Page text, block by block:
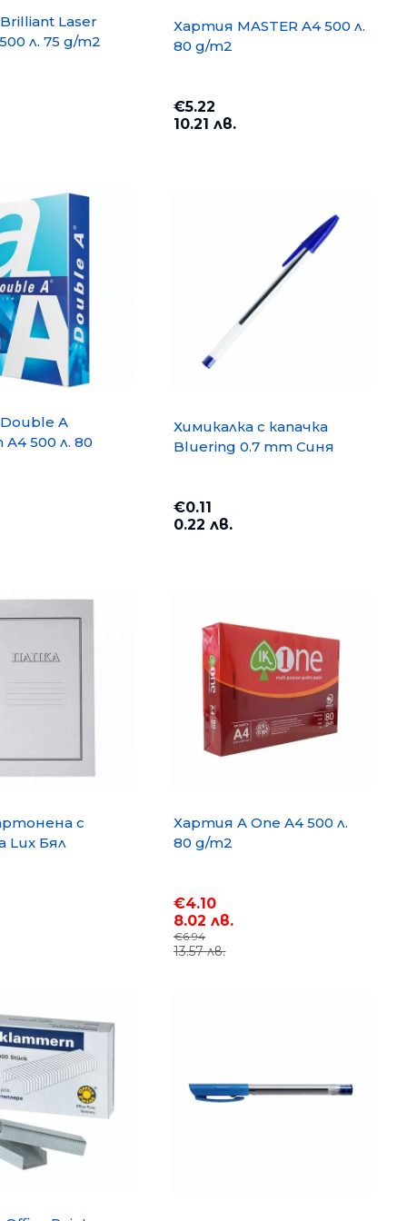
A4 500
Хартия PP Lite A4 500 л. 80
Laser
л. 75 g/m2
Хартия MASTER A4 500 л.
80 g/m2
€5.22
10.21 лв.
A
500 л. 80
Химикалка с капачка
Bluering 0.7 mm Синя
€0.11
0.22 лв.
с
Lux Бял
Хартия A One A4 500 л.
80 g/m2
€4.10
8.02 лв.
€6.94
13.57 лв.